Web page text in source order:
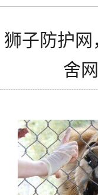
狮子防护
舍